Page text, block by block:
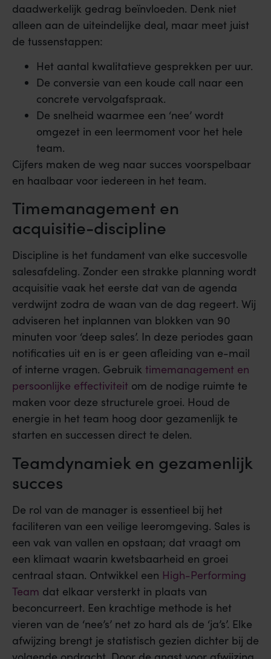
daadwerkelijk gedrag beïnvloeden. Denk niet
alleen aan de uiteindelijke deal, maar meet juist
de tussenstappen:
Het aantal kwalitatieve gesprekken per uur.
De conversie van een koude call naar een
concrete vervolgafspraak.
De snelheid waarmee een ‘nee’ wordt
omgezet in een leermoment voor het hele
team.
Cijfers maken de weg naar succes voorspelbaar
en haalbaar voor iedereen in het team.
Timemanagement en
acquisitie-discipline
Discipline is het fundament van elke succesvolle
salesafdeling. Zonder een strakke planning wordt
acquisitie vaak het eerste dat van de agenda
verdwijnt zodra de waan van de dag regeert. Wij
adviseren het inplannen van blokken van 90
minuten voor ‘deep sales’. In deze periodes gaan
notificaties uit en is er geen afleiding van e-mail
of interne vragen. Gebruik timemanagement en
persoonlijke effectiviteit om de nodige ruimte te
maken voor deze structurele groei. Houd de
energie in het team hoog door gezamenlijk te
starten en successen direct te delen.
Teamdynamiek en gezamenlijk
succes
De rol van de manager is essentieel bij het
faciliteren van een veilige leeromgeving. Sales is
een vak van vallen en opstaan; dat vraagt om
een klimaat waarin kwetsbaarheid en groei
centraal staan. Ontwikkel een High-Performing
Team dat elkaar versterkt in plaats van
beconcurreert. Een krachtige methode is het
vieren van de ‘nee’s’ net zo hard als de ‘ja’s’. Elke
afwijzing brengt je statistisch gezien dichter bij de